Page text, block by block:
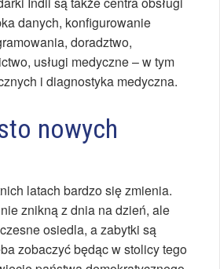
danych, konfigurowanie
doradztwo,
usługi medyczne – w tym
i diagnostyka medyczna.
nowych
latach bardzo się zmienia.
znikną z dnia na dzień, ale
osiedla, a zabytki są
zobaczyć będąc w stolicy tego